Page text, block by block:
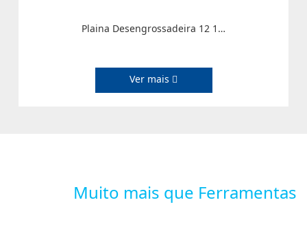
Plaina Desengrossadeira 12 1/2″
Ver mais
Muito mais que Ferramentas